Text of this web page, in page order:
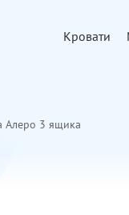
Кровати
Алеро 3 ящика